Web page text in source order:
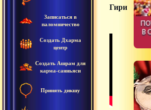
Записаться в
паломничество
Создать Дхарма
центр
Создать Ашрам для
карма-санньяси
Принять дикшу
Гири